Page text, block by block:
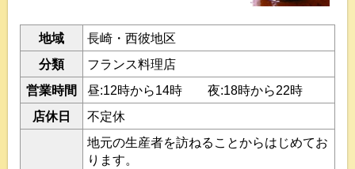
地域
長崎・西彼地区
分類
フランス料理店
営業時間
昼:12時から14時 夜:18時から22時
店休日
不定休
地元の生産者を訪ねることからはじめてお
ります。